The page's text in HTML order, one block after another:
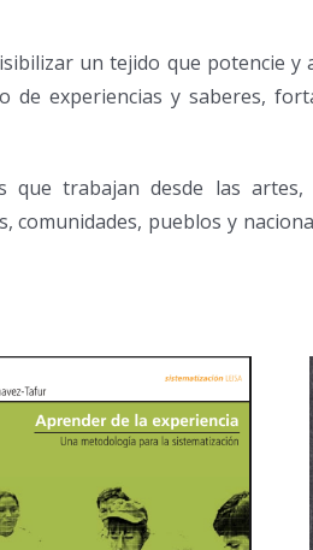
un tejido que potencie y
deexperiencias y saberes,
que trabajan desde las artes,
comunidades, pueblos y